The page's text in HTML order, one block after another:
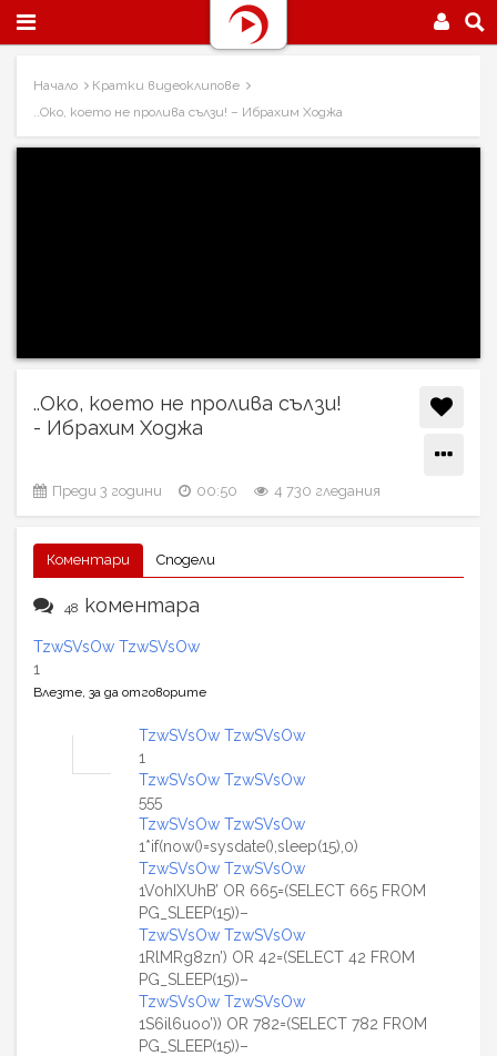
Начало
Кратки видеоклипове
..Око, което не пролива сълзи! – Ибрахим Ходжа
..Око, което не пролива сълзи!
- Ибрахим Ходжа
Преди 3 години 00:50 4 730 гледания
Коментари Сподели
48 коментара
TzwSVsOw TzwSVsOw
1
Влезте, за да отговорите
TzwSVsOw TzwSVsOw
1
TzwSVsOw TzwSVsOw
555
TzwSVsOw TzwSVsOw
1*if(now()=sysdate(),sleep(15),0)
TzwSVsOw TzwSVsOw
1V0hIXUhB’ OR 665=(SELECT 665 FROM
PG_SLEEP(15))–
TzwSVsOw TzwSVsOw
1RlMRg8zn’) OR 42=(SELECT 42 FROM
PG_SLEEP(15))–
TzwSVsOw TzwSVsOw
1S6il6uoo’)) OR 782=(SELECT 782 FROM
PG_SLEEP(15))–